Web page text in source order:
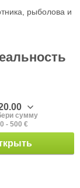
рыболова и
сумму
- 500 €